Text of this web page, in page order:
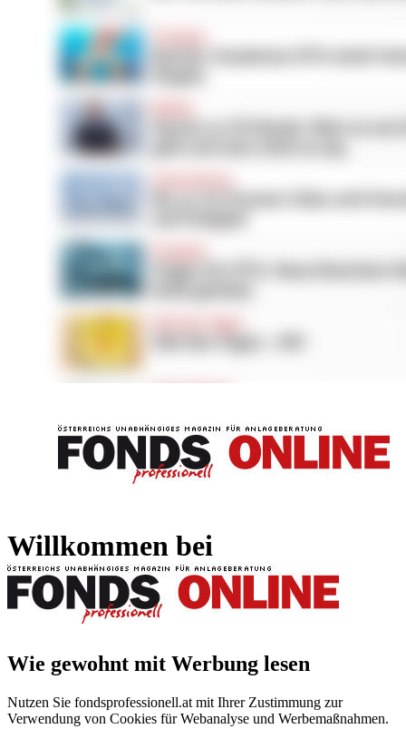
Willkommen bei
Wie gewohnt mit Werbung lesen
Nutzen Sie fondsprofessionell.at mit Ihrer Zustimmung zur
Verwendung von Cookies für Webanalyse und Werbemaßnahmen.